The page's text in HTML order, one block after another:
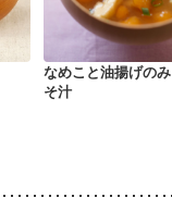
なめこと油揚げのみ
そ汁